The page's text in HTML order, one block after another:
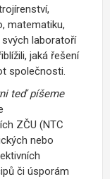
matematiku,
laboratoří
jaká řešení
společnosti.
teď píšeme
ZČU (NTC
nebo
či úsporám